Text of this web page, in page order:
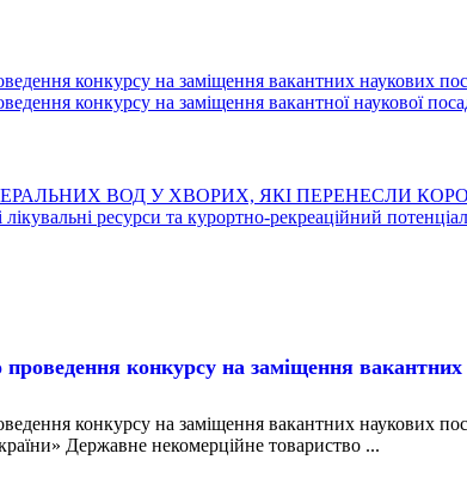
конкурсу на заміщення вакантних наукових
конкурсу на заміщення вакантної наукової
ВОД У ХВОРИХ, ЯКІ ПЕРЕНЕСЛИ
ресурси та курортно-рекреаційний
конкурсу на заміщення вакантних
конкурсу на заміщення вакантних наукових
Державне некомерційне товариство ...